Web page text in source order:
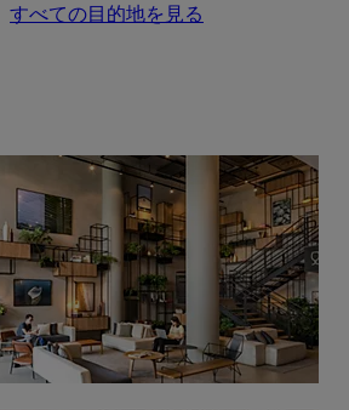
すべての目的地を見る